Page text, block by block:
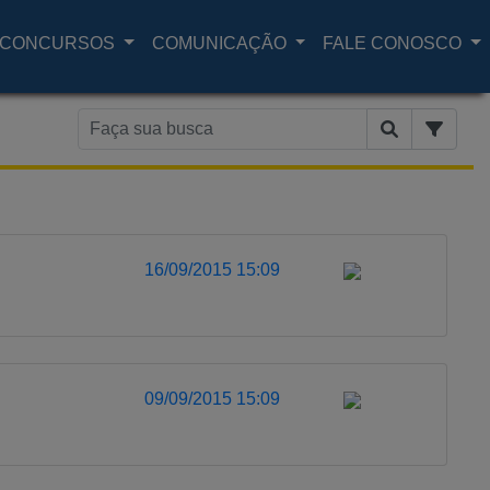
COMUNICAÇÃO FALE CONOSCO
16/09/2015 15:09
09/09/2015 15:09